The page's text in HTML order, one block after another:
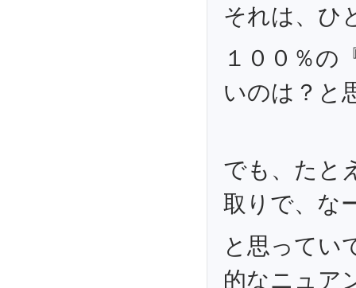
それは、ひ
１００％の
いのは？と
でも、たと
取りで、な
と思ってい
的なニュア